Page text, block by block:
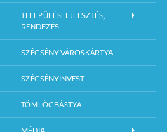
TELEPÜLÉSFEJLESZTÉS,
RENDEZÉS
SZÉCSÉNY VÁROSKÁRTYA
SZÉCSÉNYINVEST
TÖMLÖCBÁSTYA